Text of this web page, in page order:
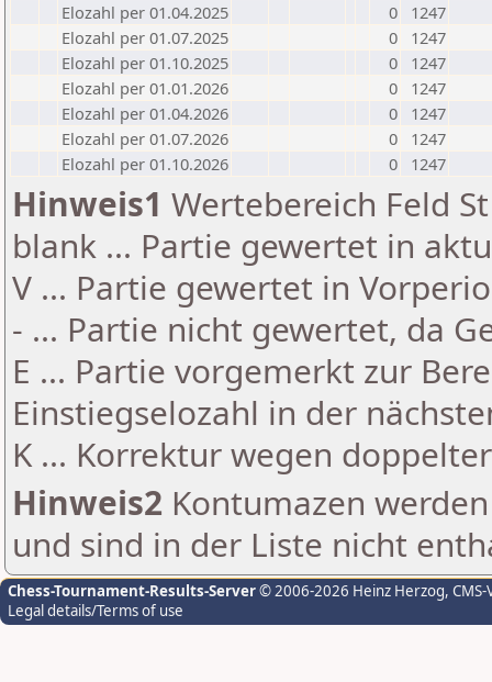
Elozahl per 01.04.2025
0
1247
Elozahl per 01.07.2025
0
1247
Elozahl per 01.10.2025
0
1247
Elozahl per 01.01.2026
0
1247
Elozahl per 01.04.2026
0
1247
Elozahl per 01.07.2026
0
1247
Elozahl per 01.10.2026
0 1247
Hinweis1 Wertebereich Feld
blank ... Partie gewertet in
V ... Partie gewertet in
- ... Partie nicht gewertet, da
E ... Partie vorgemerkt zur
Einstiegselozahl in der
K ... Korrektur wegen
Hinweis2 Kontumazen
und sind in der Liste nicht
Chess-Tournament-Results-Server© 2006-2026 Heinz Herzog,
Legal details/Terms of use